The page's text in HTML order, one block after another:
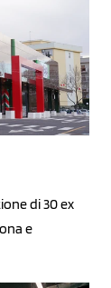
di 30 ex
e